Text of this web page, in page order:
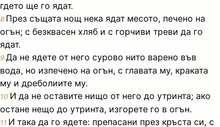
гдето ще го ядат.
8 През същата нощ нека ядат месото, печено на
огън; с безквасен хляб и с горчиви треви да го
ядат.
9Да не ядете от него сурово нито варено във
вода, но изпечено на огън, с главата му, краката
му и дреболиите му.
10 И да не оставите нищо от него до утринта; ако
остане нещо до утринта, изгорете го в огън.
11 И така да го ядете: препасани през кръста си, с